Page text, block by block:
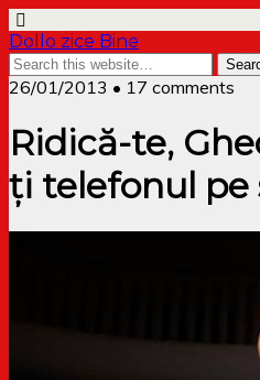
Dollo zice Bine
26/01/2013 • 17 comments
Ridică-te,
ți telefonul pe